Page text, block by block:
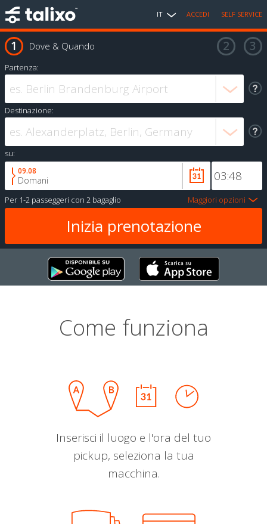
IT ACCEDI SELF SERVICE
Dove & Quando
Partenza:
Destinazione:
su:
09.08
Domani
Per 1-2 passeggeri con 2 bagaglio Maggiori opzioni
Come funziona
Inserisci il luogo e l'ora del tuo
pickup, seleziona la tua
macchina.